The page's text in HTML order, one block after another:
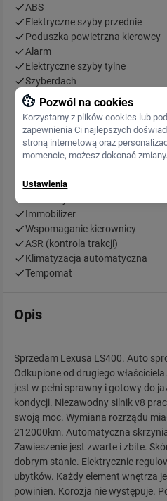
ABS
Elektryczne szyby przednie
Poduszka powietrzna kierowcy
Alarm
Elektryczne szyby tylne
Szyberdach
Zmieniarka CD
CD
Elektrycznie ustawiane lusterka
Radio fabryczne
Alufelgi
Tapicerka skórzana
Immobilizer
Wspomaganie kierownicy
ASR (kontrola trakcji)
Klimatyzacja automatyczna
Tempomat
Opis
Sprzedam Lexusa LS400. Auto
Odkupione od drugiego
jest w pełni sprawny i gotowy do
kondycji. Niezawodny silnik v8
swoją moc. Wymiana rozrządu
212000km. Automatyczna
Zawieszenie jest zwarte i zbite.
dobrym stanie. Elektrycznie
ubytków. Każdy element wnętrza
powinien. Korozja nie występuje.
Pozwól na cookies
Korzystamy z plików cookies lub
zapewnienia Ci najlepszych
stroną internetową oraz
momencie, możesz dokonać zmiany.
Ustawienia